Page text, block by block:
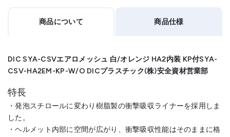
商品について
DIC SYA-CSVエアロメッシュ 白/オレンジ HA2内装 KP付SYA-
CSV-HA2EM-KP-W/O DICプラスチック(株)安全資材営業部
特長
・発泡スチロールに変わり樹脂製の衝撃吸収ライナーを採用しま
した。
・ヘルメット内部に空間が広がり、衝撃吸収性能はそのままに格
商品仕様